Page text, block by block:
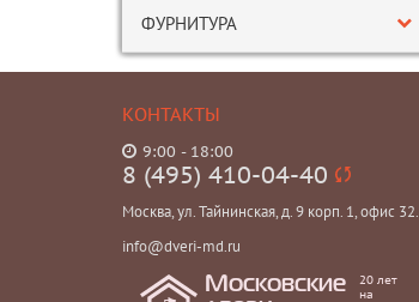
ФУРНИТУРА
КОНТАКТЫ
9:00 - 18:00
8 (495) 410-04-40
Москва, ул. Тайнинская, д. 9 корп. 1, офис 32.
info@dveri-md.ru
Московские
20 лет
на